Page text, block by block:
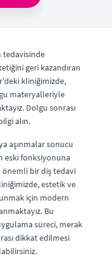
tedavisinde
geri kazandıran
kliniğimizde,
materyalleriyle
Dolgu sonrası
alın.
aşınmalar sonucu
eski fonksiyonuna
önemli bir diş tedavi
estetik ve
için modern
Bu
süreci, merak
dikkat edilmesi